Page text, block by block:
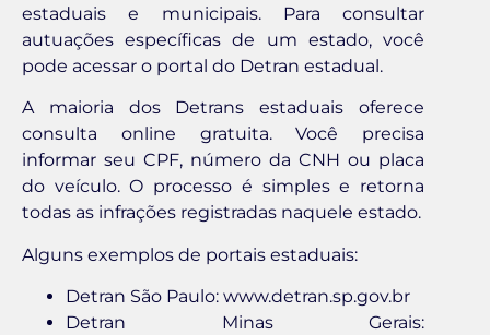
estaduais e municipais. Para consultar
autuações específicas de um estado, você
pode acessar o portal do Detran estadual.
A maioria dos Detrans estaduais oferece
consulta online gratuita. Você precisa
informar seu CPF, número da CNH ou placa
do veículo. O processo é simples e retorna
todas as infrações registradas naquele estado.
Alguns exemplos de portais estaduais:
Detran São Paulo: www.detran.sp.gov.br
Detran Minas Gerais: